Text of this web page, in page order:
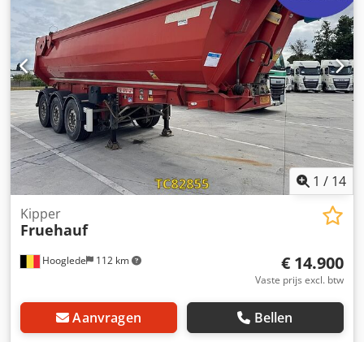
1 / 14
Hooglede 112 km
Kipper
Fruehauf
€ 14.900
Vaste prijs excl. btw
Aanvragen Bellen